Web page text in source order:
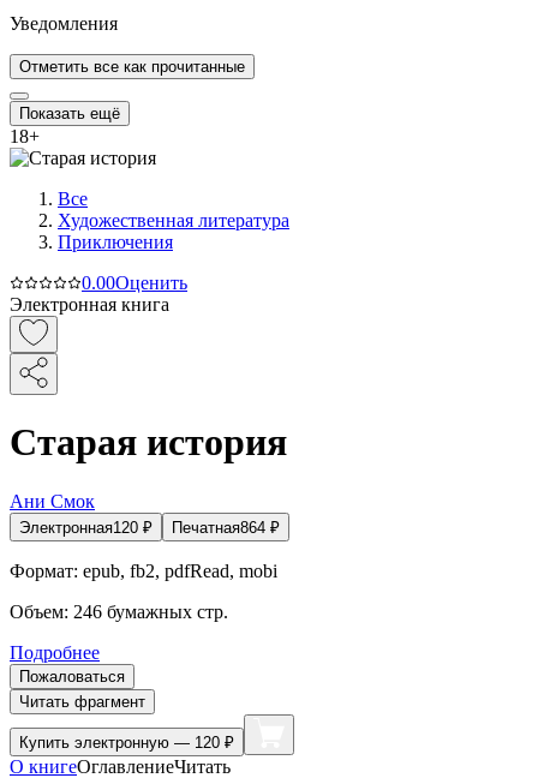
Уведомления
Отметить все как прочитанные
Показать ещё
18+
Все
Художественная литература
Приключения
0.00Оценить
Электронная книга
Старая история
Ани Смок
Электронная120 ₽ Печатная864 ₽
Формат: epub, fb2, pdfRead, mobi
Объем: 246 бумажных стр.
Подробнее
Пожаловаться
Читать фрагмент
Купить электронную — 120 ₽
О книгеОглавлениеЧитать